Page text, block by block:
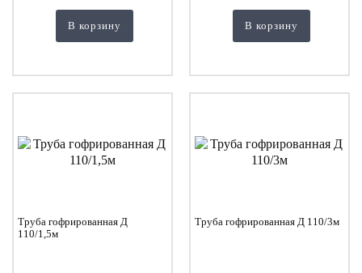
В корзину В корзину
Труба гофрированная Д
110/1,5м
Труба гофрированная Д 110/3м